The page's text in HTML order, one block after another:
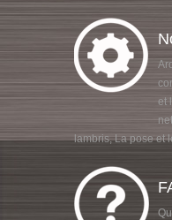
et
lambris, La pose et